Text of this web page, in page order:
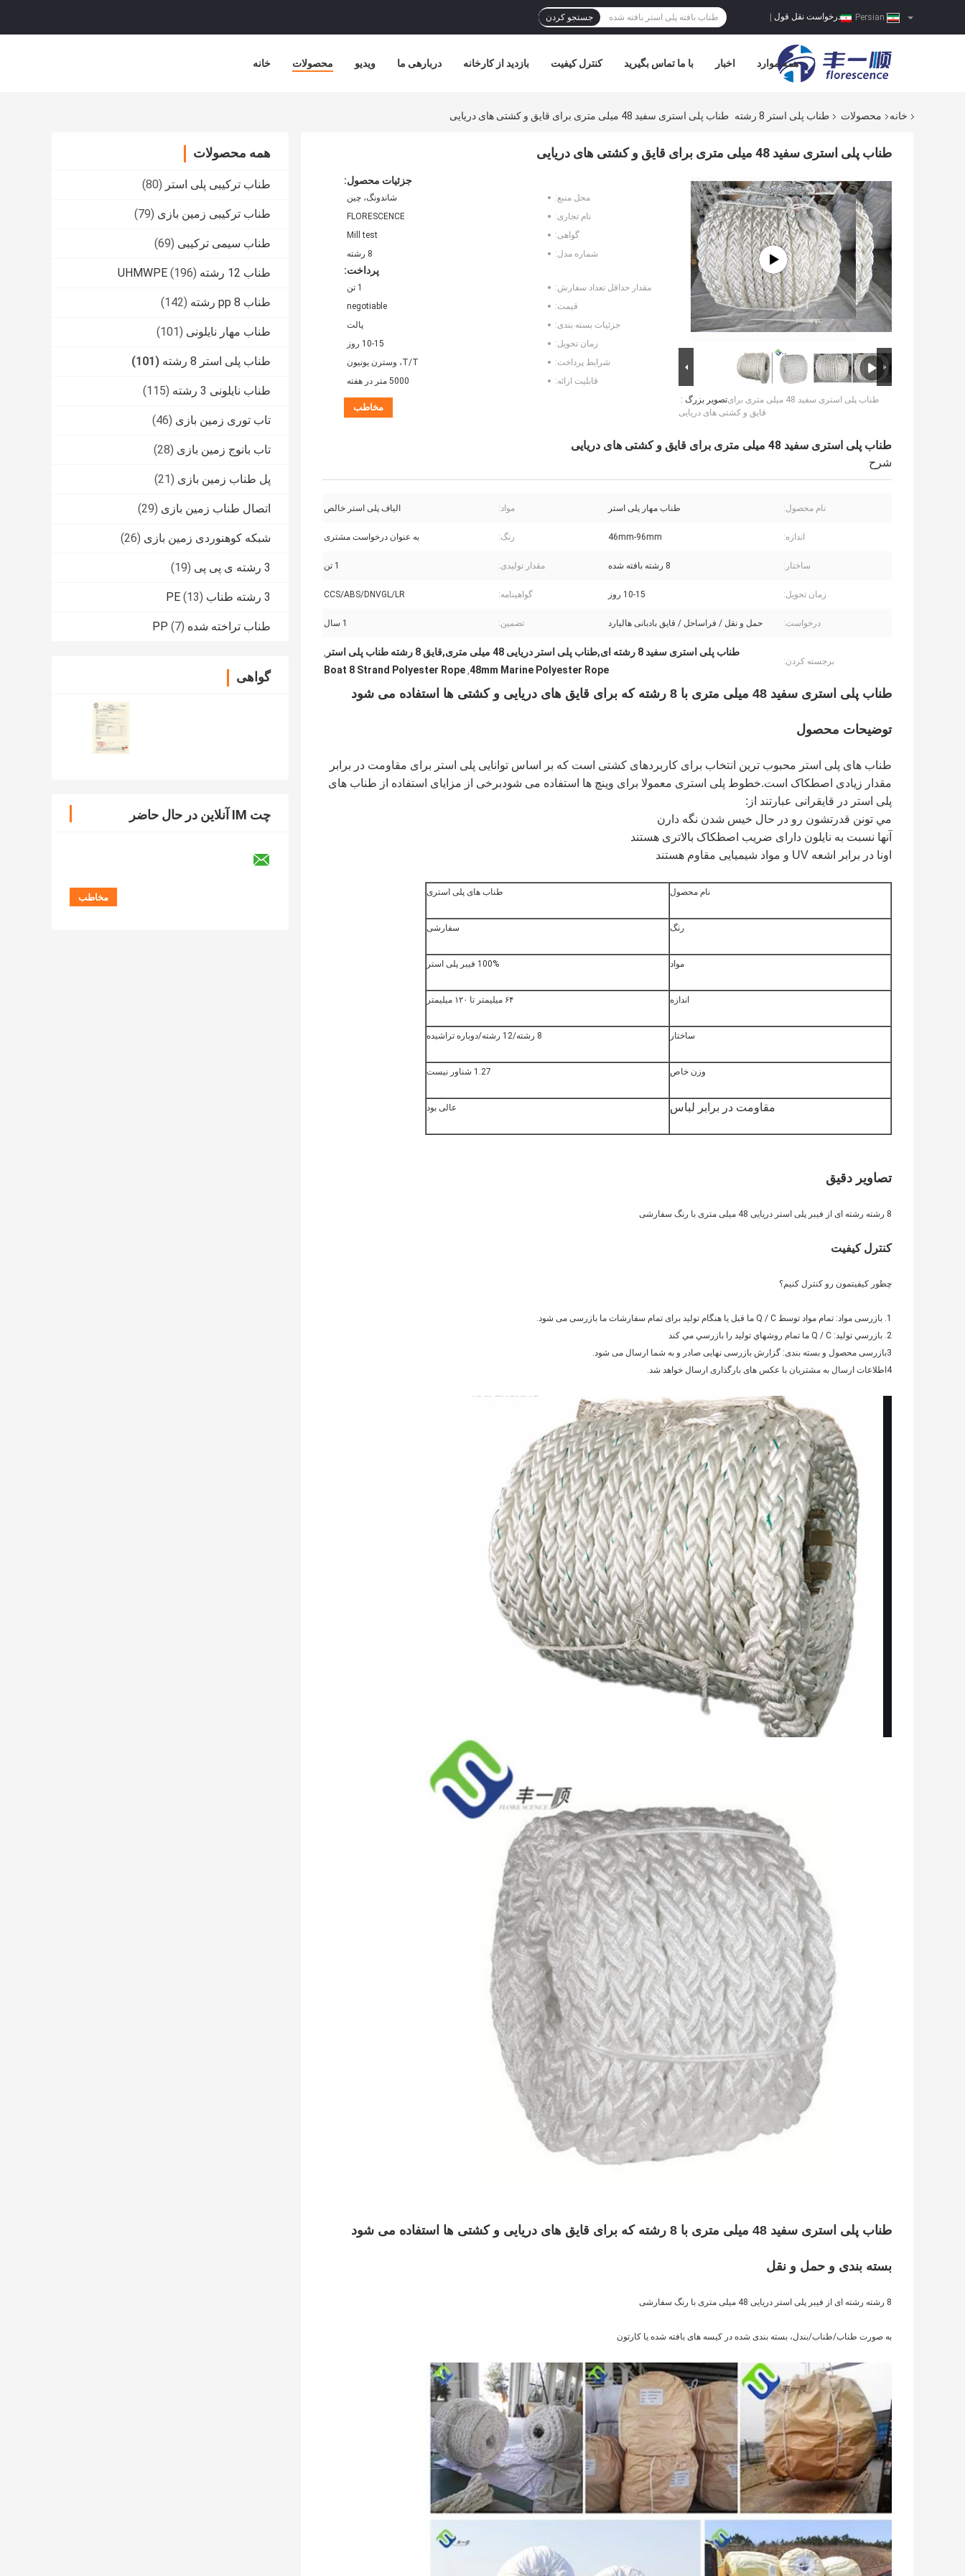
درخواست نقل قول جستجو کردن
خانه محصولات ویدیو دربارهی ما بازدید از کارخانه کنترل کیفیت با ما تماس بگیرید اخبار همه موارد
خانه محصولات طناب پلی استر 8 رشته طناب پلی استری سفید 48 میلی متری برای قایق و کشتی های دریایی
همه محصولات
طناب ترکیبی پلی استر (80)
طناب ترکیبی زمین بازی (79)
طناب سیمی ترکیبی (69)
طناب 12 رشته UHMWPE (196)
طناب pp 8 رشته (142)
طناب مهار نایلونی (101)
طناب پلی استر 8 رشته (101)
طناب نایلونی 3 رشته (115)
تاب توری زمین بازی (46)
تاب بانوج زمین بازی (28)
پل طناب زمین بازی (21)
اتصال طناب زمین بازی (29)
شبکه کوهنوردی زمین بازی (26)
3 رشته ی پی پی (19)
3 رشته طناب PE (13)
طناب تراخته شده PP (7)
گواهی
چت IM آنلاین در حال حاضر
طناب پلی استری سفید 48 میلی متری برای قایق و کشتی های دریایی
تصویر بزرگ :طناب پلی استری سفید 48 میلی متری برای
قایق و کشتی های دریایی
جزئیات محصول:
محل منبع:
شاندونگ، چین
نام تجاری:
FLORESCENCE
گواهی:
Mill test
شماره مدل:
8 رشته
پرداخت:
مقدار حداقل تعداد سفارش:
1 تن
قیمت:
negotiable
جزئیات بسته بندی:
پالت
زمان تحویل:
10-15 روز
شرایط پرداخت:
T/T، وسترن یونیون
قابلیت ارائه:
5000 متر در هفته
مخاطب
طناب پلی استری سفید 48 میلی متری برای قایق و کشتی های دریایی
شرح
نام محصول: طناب مهار پلی استر مواد: الیاف پلی استر خالص
اندازه: 46mm-96mm رنگ: به عنوان درخواست مشتری
ساختار: 8 رشته بافته شده مقدار تولیدی: 1 تن
زمان تحویل: 10-15 روز گواهینامه: CCS/ABS/DNVGL/LR
درخواست: حمل و نقل / فراساحل / قایق بادبانی هالیارد تضمین: 1 سال
برجسته کردن:
طناب پلی استری سفید 8 رشته ای,طناب پلی استر دریایی 48 میلی متری,قایق 8 رشته طناب پلی استر ,
48mm Marine Polyester Rope
,
Boat 8 Strand Polyester Rope
طناب پلی استری سفید 48 میلی متری با 8 رشته که برای قایق های دریایی و کشتی ها استفاده می شود
توضیحات محصول
طناب های پلی استر محبوب ترین انتخاب برای کاربردهای کشتی است که بر اساس توانایی پلی استر برای مقاومت در برابر
مقدار زیادی اصطکاک است.خطوط پلی استری معمولا برای وینچ ها استفاده می شودبرخی از مزایای استفاده از طناب های
پلی استر در قایقرانی عبارتند از:
مي تونن قدرتشون رو در حال خيس شدن نگه دارن
آنها نسبت به نایلون دارای ضریب اصطکاک بالاتری هستند
اونا در برابر اشعه UV و مواد شیمیایی مقاوم هستند
نام محصول طناب های پلی استری
رنگ سفارشی
مواد 100% فیبر پلی استر
اندازه ۶۴ میلیمتر تا ۱۲۰ میلیمتر
ساختار 8 رشته/12 رشته/دوباره تراشیده
وزن خاص 1.27 شناور نیست
مقاومت در برابر لباس عالی بود
تصاویر دقیق
8 رشته رشته ای از فیبر پلی استر دریایی 48 میلی متری با رنگ سفارشی
کنترل کیفیت
چطور کیفیتمون رو کنترل کنیم؟
1. بازرسی مواد: تمام مواد توسط Q / C ما قبل یا هنگام تولید برای تمام سفارشات ما بازرسی می شود.
2. بازرسي توليد: Q / C ما تمام روشهاي توليد را بازرسي مي کند
3بازرسی محصول و بسته بندی: گزارش بازرسی نهایی صادر و به شما ارسال می شود.
4اطلاعات ارسال به مشتریان با عکس های بارگذاری ارسال خواهد شد.
طناب پلی استری سفید 48 میلی متری با 8 رشته که برای قایق های دریایی و کشتی ها استفاده می شود
بسته بندی و حمل و نقل
8 رشته رشته ای از فیبر پلی استر دریایی 48 میلی متری با رنگ سفارشی
به صورت طناب/طناب/بندل، بسته بندی شده در کیسه های بافته شده یا کارتون